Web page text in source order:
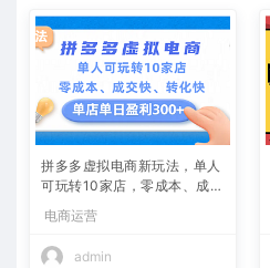
拼多多虚拟电商新玩法，单人
可玩转10家店，零成本、成交
快、转化快，单店单日可盈利
300+
电商运营
admin